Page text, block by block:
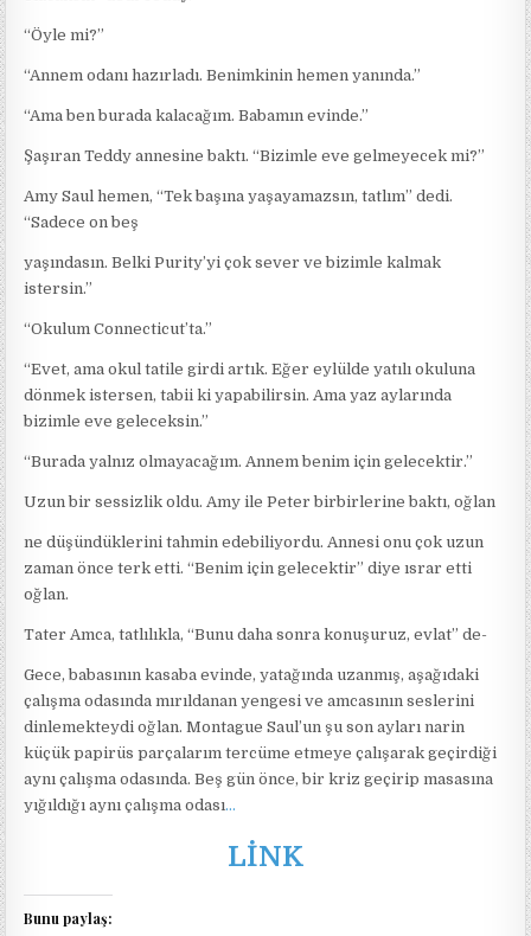
“Öyle mi?”
“Annem odanı hazırladı. Benimkinin hemen yanında.”
“Ama ben burada kalacağım. Babamın evinde.”
Şaşıran Teddy annesine baktı. “Bizimle eve gelmeyecek mi?”
Amy Saul hemen, “Tek başına yaşayamazsın, tatlım” dedi.
“Sadece on beş
yaşındasın. Belki Purity’yi çok sever ve bizimle kalmak
istersin.”
“Okulum Connecticut’ta.”
“Evet, ama okul tatile girdi artık. Eğer eylülde yatılı okuluna
dönmek istersen, tabii ki yapabilirsin. Ama yaz aylarında
bizimle eve geleceksin.”
“Burada yalnız olmayacağım. Annem benim için gelecektir.”
Uzun bir sessizlik oldu. Amy ile Peter birbirlerine baktı, oğlan
ne düşündüklerini tahmin edebiliyordu. Annesi onu çok uzun
zaman önce terk etti. “Benim için gelecektir” diye ısrar etti
oğlan.
Tater Amca, tatlılıkla, “Bunu daha sonra konuşuruz, evlat” de-
Gece, babasının kasaba evinde, yatağında uzanmış, aşağıdaki
çalışma odasında mırıldanan yengesi ve amcasının seslerini
dinlemekteydi oğlan. Montague Saul’un şu son ayları narin
küçük papirüs parçalarım tercüme etmeye çalışarak geçirdiği
aynı çalışma odasında. Beş gün önce, bir kriz geçirip masasına
yığıldığı aynı çalışma odası…
LİNK
Bunu paylaş: